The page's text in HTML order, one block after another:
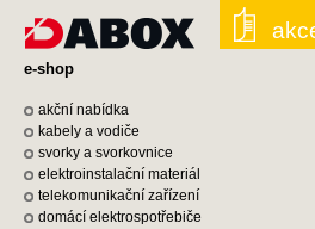
e-shop
akční nabídka
kabely a vodiče
svorky a svorkovnice
elektroinstalační materiál
telekomunikační zařízení
domácí elektrospotřebiče